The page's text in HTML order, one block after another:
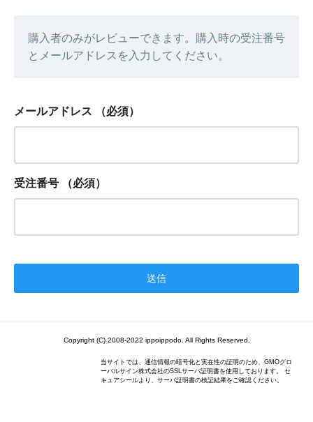
購入者のみがレビューできます。購入時の受注番号
とメールアドレスを入力してください。
メールアドレス （必須）
受注番号 （必須）
Copyright (C) 2008-2022 ippoippodo. All Rights Reserved.
当サイトでは、通信情報の暗号化と実在性の証明のため、GMOグロ
ーバルサイン株式会社のSSLサーバ証明書を使用しております。 セ
キュアシールより、サーバ証明書の検証結果をご確認ください。